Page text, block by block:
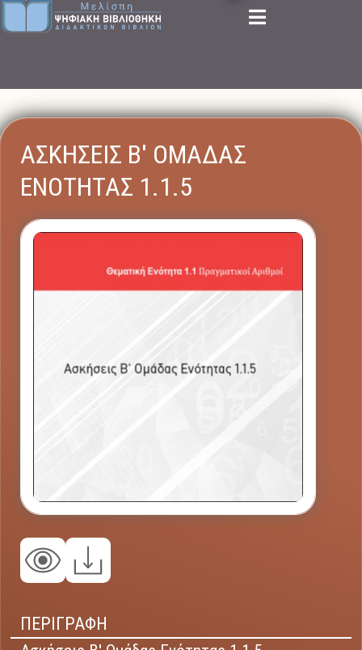
ΑΣΚΗΣΕΙΣ Β' ΟΜΑΔΑΣ
ΕΝΟΤΗΤΑΣ 1.1.5
ΠΕΡΙΓΡΑΦΗ